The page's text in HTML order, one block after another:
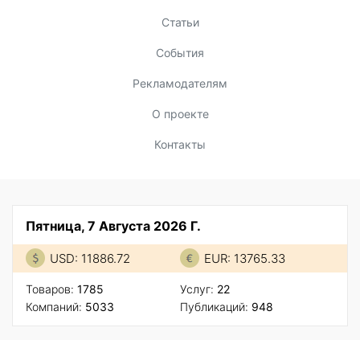
Статьи
События
Рекламодателям
О проекте
Контакты
Пятница, 7 Августа 2026 Г.
USD: 11886.72 EUR: 13765.33
Товаров: 1785
Компаний: 5033
Услуг: 22
Публикаций: 948